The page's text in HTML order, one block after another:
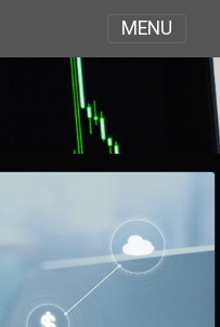
MENU